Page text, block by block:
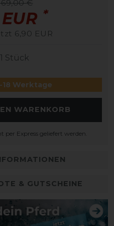
€
*
6,90 EUR
1 Stück
Werktage
WARENKORB
per Express geliefert werden.
& GUTSCHEINE